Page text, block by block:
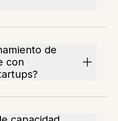
de
con